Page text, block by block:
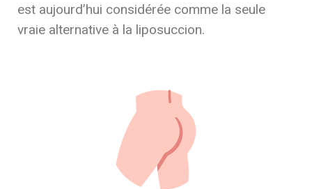
est aujourd’hui considérée comme la seule
vraie alternative à la liposuccion.